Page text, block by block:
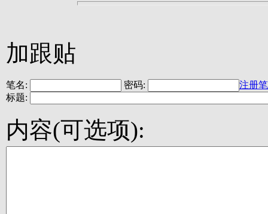
加跟贴
笔名: 密码:
注册
标题:
内容(可选项):